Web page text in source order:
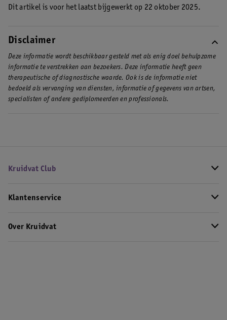
Dit artikel is voor het laatst bijgewerkt op 22 oktober 2025.
Disclaimer
Deze informatie wordt beschikbaar gesteld met als enig doel behulpzame
informatie te verstrekken aan bezoekers. Deze informatie heeft geen
therapeutische of diagnostische waarde. Ook is de informatie niet
bedoeld als vervanging van diensten, informatie of gegevens van artsen,
specialisten of andere gediplomeerden en professionals.
Kruidvat Club
Klantenservice
Over Kruidvat